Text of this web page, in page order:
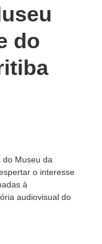
do
do Museu da
o interesse
à
audiovisual do